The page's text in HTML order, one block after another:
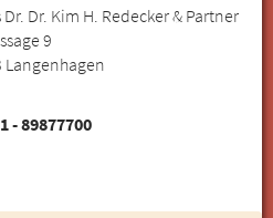
Dr. Dr. Kim H. Redecker & Partner
9
Langenhagen
- 89877700